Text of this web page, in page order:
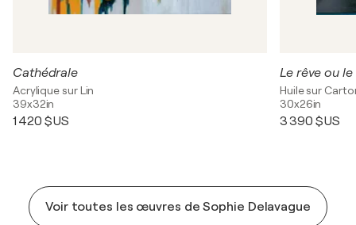
Cathédrale
Acrylique sur Lin
39x32in
1 420 $US
Le rêve ou
Huile sur
30x26in
3 390 $US
Voir toutes les œuvres de Sophie Delavague